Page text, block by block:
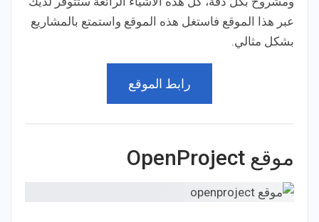
عبر هذا الموقع فاستغل هذه الموقع واستمتع بالمشاريع
بشكل مثالي.
رابط الموقع
موقع OpenProject